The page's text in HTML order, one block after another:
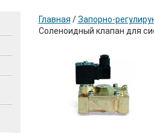
Главная / Запорно-
Соленоидный клапан для